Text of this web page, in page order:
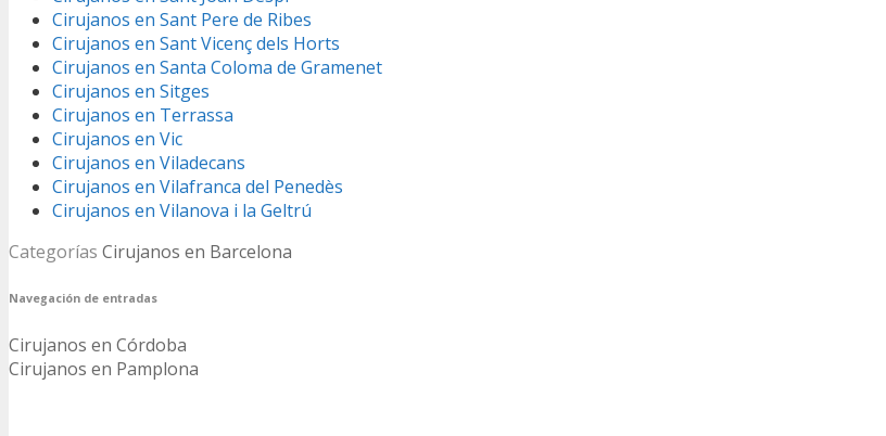
Cirujanos en Sant Pere de Ribes
Cirujanos en Sant Vicenç dels Horts
Cirujanos en Santa Coloma de Gramenet
Cirujanos en Sitges
Cirujanos en Terrassa
Cirujanos en Vic
Cirujanos en Viladecans
Cirujanos en Vilafranca del Penedès
Cirujanos en Vilanova i la Geltrú
Categorías Cirujanos en Barcelona
Navegación de entradas
Cirujanos en Córdoba
Cirujanos en Pamplona